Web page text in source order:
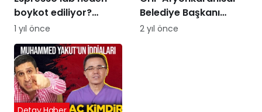
boykot ediliyor?
Espresso Lab sahibi
kim?
1 yıl önce
Belediye Başkanı
Adayı Burcu Köksal
2 yıl önce